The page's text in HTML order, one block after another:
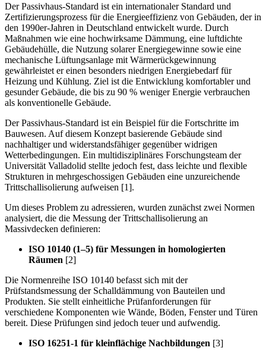
Der Passivhaus-Standard ist ein internationaler Standard und
Zertifizierungsprozess für die Energieeffizienz von Gebäuden, der in
den 1990er-Jahren in Deutschland entwickelt wurde. Durch
Maßnahmen wie eine hochwirksame Dämmung, eine luftdichte
Gebäudehülle, die Nutzung solarer Energiegewinne sowie eine
mechanische Lüftungsanlage mit Wärmerückgewinnung
gewährleistet er einen besonders niedrigen Energiebedarf für
Heizung und Kühlung. Ziel ist die Entwicklung komfortabler und
gesunder Gebäude, die bis zu 90 % weniger Energie verbrauchen
als konventionelle Gebäude.
Der Passivhaus-Standard ist ein Beispiel für die Fortschritte im
Bauwesen. Auf diesem Konzept basierende Gebäude sind
nachhaltiger und widerstandsfähiger gegenüber widrigen
Wetterbedingungen. Ein multidisziplinäres Forschungsteam der
Universität Valladolid stellte jedoch fest, dass leichte und flexible
Strukturen in mehrgeschossigen Gebäuden eine unzureichende
Trittschallisolierung aufweisen [1].
Um dieses Problem zu adressieren, wurden zunächst zwei Normen
analysiert, die die Messung der Trittschallisolierung an
Massivdecken definieren:
ISO 10140 (1–5) für Messungen in homologierten
Räumen [2]
Die Normenreihe ISO 10140 befasst sich mit der
Prüfstandsmessung der Schalldämmung von Bauteilen und
Produkten. Sie stellt einheitliche Prüfanforderungen für
verschiedene Komponenten wie Wände, Böden, Fenster und Türen
bereit. Diese Prüfungen sind jedoch teuer und aufwendig.
ISO 16251-1 für kleinflächige Nachbildungen [3]